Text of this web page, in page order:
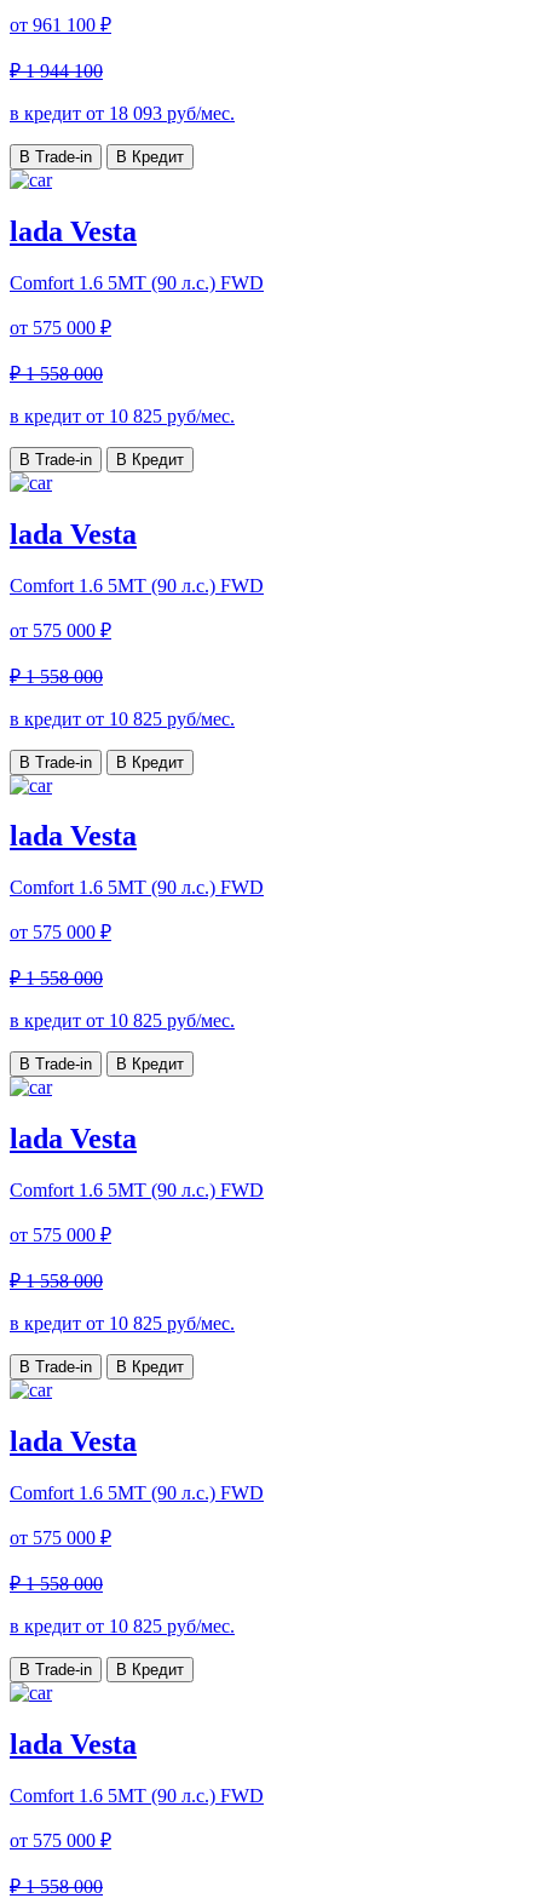
от 961 100 ₽
₽ 1 944 100
в кредит от 18 093 руб/мес.
В Trade-in В Кредит
lada Vesta
Comfort 1.6 5MT (90 л.с.) FWD
от 575 000 ₽
₽ 1 558 000
в кредит от 10 825 руб/мес.
В Trade-in В Кредит
lada Vesta
Comfort 1.6 5MT (90 л.с.) FWD
от 575 000 ₽
₽ 1 558 000
в кредит от 10 825 руб/мес.
В Trade-in В Кредит
lada Vesta
Comfort 1.6 5MT (90 л.с.) FWD
от 575 000 ₽
₽ 1 558 000
в кредит от 10 825 руб/мес.
В Trade-in В Кредит
lada Vesta
Comfort 1.6 5MT (90 л.с.) FWD
от 575 000 ₽
₽ 1 558 000
в кредит от 10 825 руб/мес.
В Trade-in В Кредит
lada Vesta
Comfort 1.6 5MT (90 л.с.) FWD
от 575 000 ₽
₽ 1 558 000
в кредит от 10 825 руб/мес.
В Trade-in В Кредит
lada Vesta
Comfort 1.6 5MT (90 л.с.) FWD
от 575 000 ₽
₽ 1 558 000